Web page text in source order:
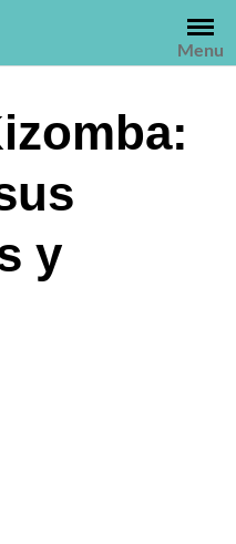
Menu
y